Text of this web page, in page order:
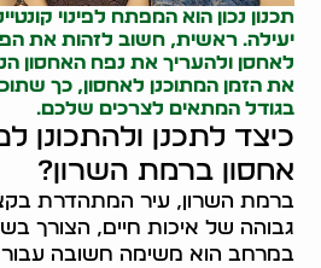
תכנון נכון הוא המפתח לפינוי
יעילה. ראשית, חשוב לזהות את
לאחסן ולהעריך את נפח האחסון
את הזמן המתוכנן לאחסון, כך
בגודל המתאים לצרכים שלכם.
כיצד לתכנן ולהתכונן
אחסון ברמת השרון?
ברמת השרון, עיר המתהדרת
גבוהה של איכות חיים, הצורך
במרחב הוא משימה חשובה